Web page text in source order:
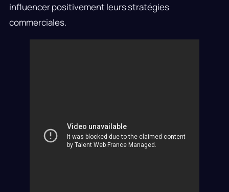
influencer positivement leurs stratégies
commerciales.